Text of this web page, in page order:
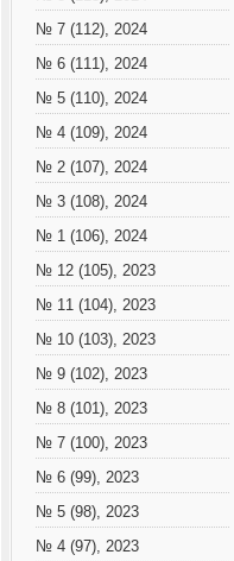
№ 7 (112), 2024
№ 6 (111), 2024
№ 5 (110), 2024
№ 4 (109), 2024
№ 2 (107), 2024
№ 3 (108), 2024
№ 1 (106), 2024
№ 12 (105), 2023
№ 11 (104), 2023
№ 10 (103), 2023
№ 9 (102), 2023
№ 8 (101), 2023
№ 7 (100), 2023
№ 6 (99), 2023
№ 5 (98), 2023
№ 4 (97), 2023